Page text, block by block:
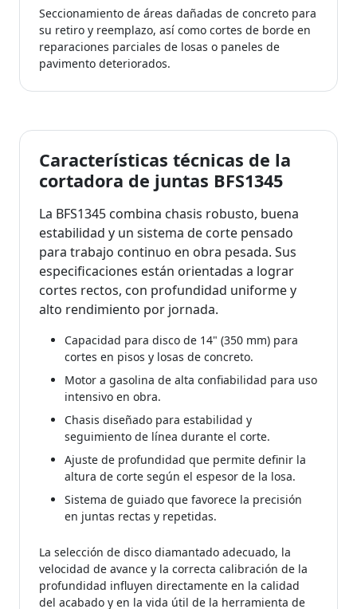
Seccionamiento de áreas dañadas de concreto para
su retiro y reemplazo, así como cortes de borde en
reparaciones parciales de losas o paneles de
pavimento deteriorados.
Características técnicas de la
cortadora de juntas BFS1345
La BFS1345 combina chasis robusto, buena
estabilidad y un sistema de corte pensado
para trabajo continuo en obra pesada. Sus
especificaciones están orientadas a lograr
cortes rectos, con profundidad uniforme y
alto rendimiento por jornada.
Capacidad para disco de 14" (350 mm) para
cortes en pisos y losas de concreto.
Motor a gasolina de alta confiabilidad para uso
intensivo en obra.
Chasis diseñado para estabilidad y
seguimiento de línea durante el corte.
Ajuste de profundidad que permite definir la
altura de corte según el espesor de la losa.
Sistema de guiado que favorece la precisión
en juntas rectas y repetidas.
La selección de disco diamantado adecuado, la
velocidad de avance y la correcta calibración de la
profundidad influyen directamente en la calidad
del acabado y en la vida útil de la herramienta de